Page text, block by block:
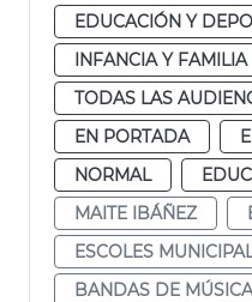
EDUCACIÓN Y
INFANCIA Y FAMILIA
TODAS LAS
EN PORTADA
NORMAL
MAITE IBÁÑEZ
ESCOLES
BANDAS DE MÚSICA